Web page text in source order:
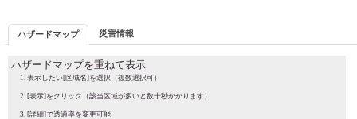
ハザードマップ 災害情報
ハザードマップを重ねて表示
表示したい[区域名]を選択（複数選択可）
[表示]をクリック（該当区域が多いと数十秒かかります）
[詳細]で透過率を変更可能